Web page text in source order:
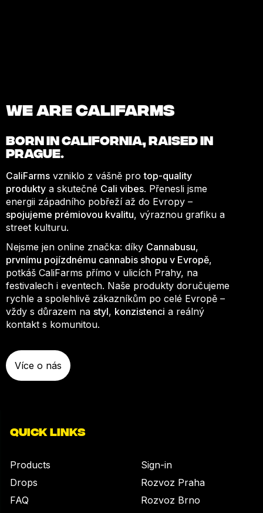
We are Califarms
BORN INCALIFORNIA, RAISED IN
PRAGUE.
CaliFarms vzniklo z vášně protop-quality
produkty a skutečné Cali vibes. Přenesli jsme
energii západního pobřeží až do Evropy –
spojujeme prémiovou kvalitu, výraznou grafiku a
street kulturu.
Nejsme jen online značka: díky Cannabusu,
prvnímu pojízdnému cannabis shopu v Evropě,
potkáš CaliFarms přímo v ulicích Prahy, na
festivalech i eventech. Naše produkty doručujeme
rychle a spolehlivě zákazníkům po celé Evropě –
vždy s důrazem na styl, konzistenci a reálný
kontakt s komunitou.
Více o nás
QUICK LINKS
Products
Drops
FAQ
Sign-in
Rozvoz Praha
Rozvoz Brno